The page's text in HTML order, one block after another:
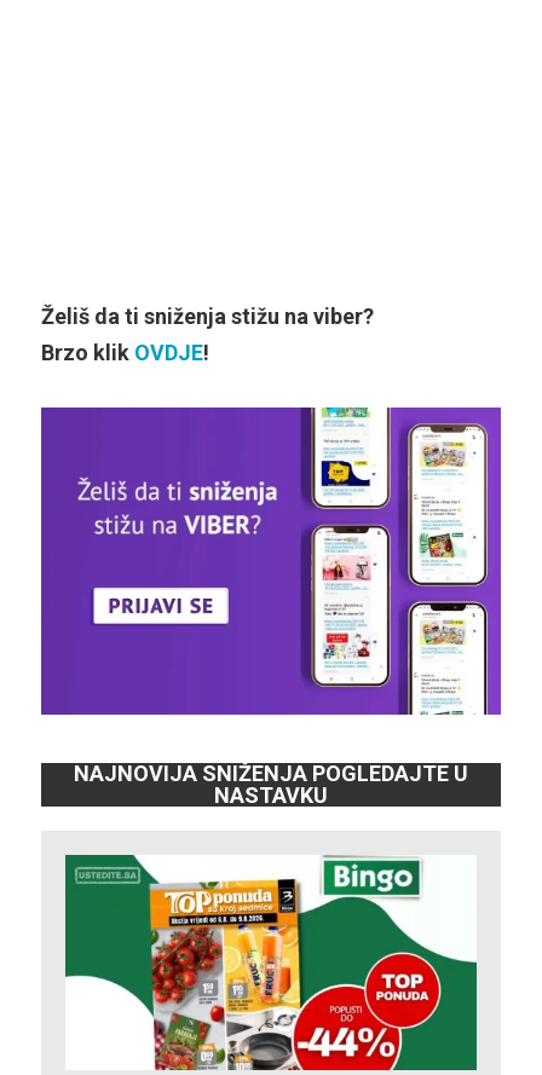
Želiš da ti sniženja stižu na viber?
Brzo klik OVDJE!
NAJNOVIJA SNIŽENJA POGLEDAJTE U
NASTAVKU